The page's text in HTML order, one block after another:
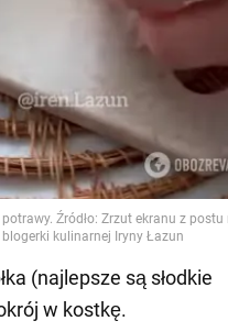
(najlepsze są słodkie
w kostkę.